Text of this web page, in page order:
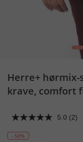
1
Herre+
krave, comfort
5.0 (2)
- 50%